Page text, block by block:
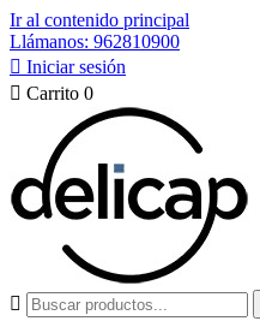
Ir al contenido principal
Llámanos: 962810900
 Iniciar sesión
 Carrito 0
